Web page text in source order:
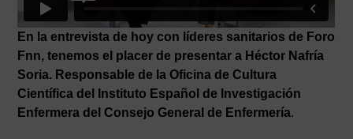
En la entrevista de hoy con líderes sanitarios de Foro
Fnn, tenemos el placer de presentar a Héctor Nafría
Soria. Responsable de la Oficina de Cultura
Científica del Instituto Español de Investigación
Enfermera del Consejo General de Enfermería.